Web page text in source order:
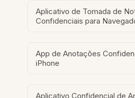
Aplicativo de Tomada de
Confidenciais para
App de Anotações
iPhone
Aplicativo Confidencial de